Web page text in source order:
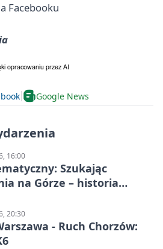
Facebooku
Google News
16:00
Szukając
na Górze – historia
20:30
- Ruch Chorzów: